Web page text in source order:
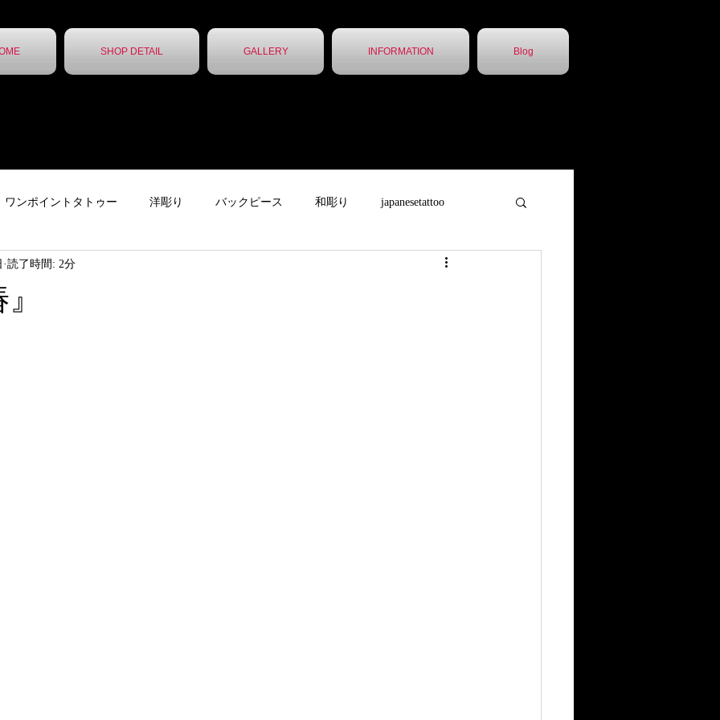
SHOP DETAIL GALLERY INFORMATION Blog
ワンポイントタトゥー 洋彫り バックピース 和彫り japanesetattoo
ー 下絵 胸割5分
読了時間: 2分